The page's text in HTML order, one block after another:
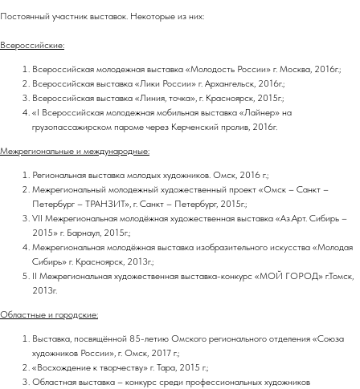
Постоянный участник выставок. Некоторые из них:
Всероссийские:
Всероссийская молодежная выставка «Молодость России» г. Москва, 2016г.;
Всероссийская выставка «Лики России» г. Архангельск, 2016г.;
Всероссийская выставка «Линия, точка», г. Красноярск, 2015г.;
«I Всероссийская молодежная мобильная выставка «Лайнер» на
грузопассажирском пароме через Керченский пролив, 2016г.
Межрегиональные и международные:
Региональная выставка молодых художников. Омск, 2016 г.;
Межрегиональный молодежный художественный проект «Омск – Санкт –
Петербург – ТРАНЗИТ», г. Санкт – Петербург, 2015г.;
VII Межрегиональная молодёжная художественная выставка «Аз.Арт. Сибирь –
2015» г. Барнаул, 2015г.;
Межрегиональная молодёжная выставка изобразительного искусства «Молодая
Сибирь» г. Красноярск, 2013г.;
II Межрегиональная художественная выставка-конкурс «МОЙ ГОРОД» г.Томск,
2013г.
Областные и городские:
Выставка, посвящённой 85-летию Омского регионального отделения «Союза
художников России», г. Омск, 2017 г.;
«Восхождение к творчеству» г. Тара, 2015 г.;
Областная выставка – конкурс среди профессиональных художников